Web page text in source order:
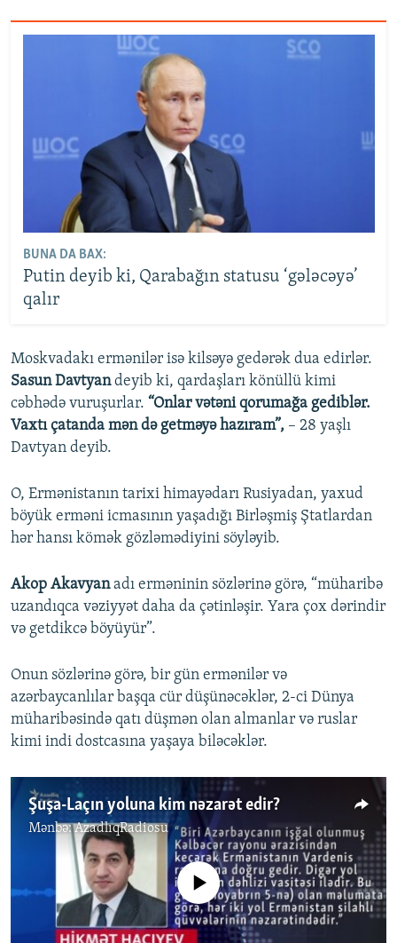
BUNA DA BAX:
Putin deyib ki, Qarabağın statusu ‘gələcəyə’
qalır
Moskvadakı ermənilər isə kilsəyə gedərək dua edirlər.
Sasun Davtyandeyib ki, qardaşları könüllü kimi
cəbhədə vuruşurlar. “Onlar vətəni qorumağa gediblər.
Vaxtı çatanda mən də getməyə hazıram”, – 28 yaşlı
Davtyan deyib.
O, Ermənistanın tarixi himayədarı Rusiyadan, yaxud
böyük erməni icmasının yaşadığı Birləşmiş Ştatlardan
hər hansı kömək gözləmədiyini söyləyib.
Akop Akavyanadı erməninin sözlərinə görə, “müharibə
uzandıqca vəziyyət daha da çətinləşir. Yara çox dərindir
və getdikcə böyüyür”.
Onun sözlərinə görə, bir gün ermənilər və
azərbaycanlılar başqa cür düşünəcəklər, 2-ci Dünya
müharibəsində qatı düşmən olan almanlar və ruslar
kimi indi dostcasına yaşaya biləcəklər.
Şuşa-Laçın yoluna kim nəzarət edir?
Mənbə:AzadlıqRadiosu
No media source currently available